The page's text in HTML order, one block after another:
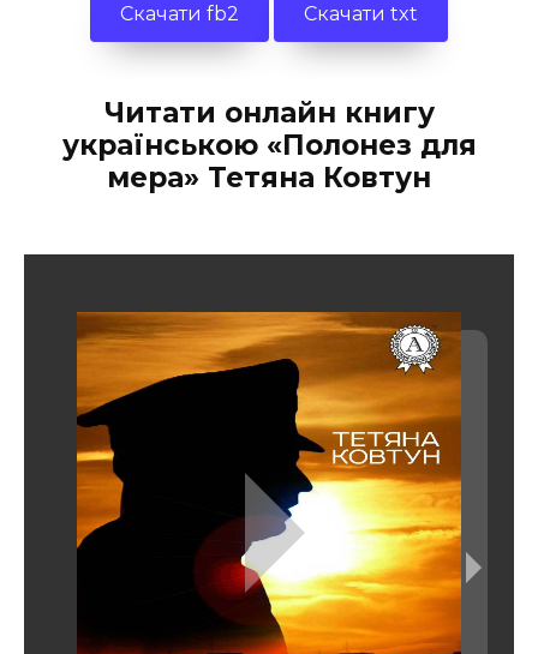
Скачати fb2 Скачати txt
Читати онлайн книгу
українською «Полонез для
мера» Тетяна Ковтун